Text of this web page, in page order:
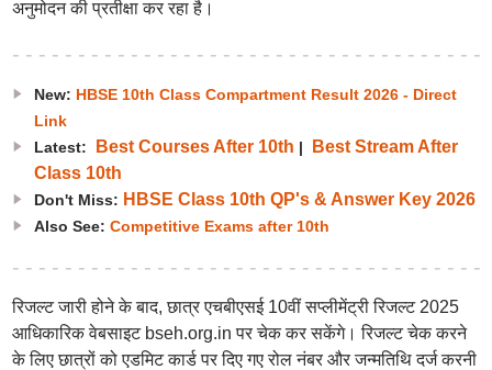
अनुमोदन की प्रतीक्षा कर रहा है।
New: HBSE 10th Class Compartment Result 2026 - Direct
Link
Latest:
Best Courses After 10th |
Best Stream After
Class 10th
Don't Miss: HBSE Class 10th QP's & Answer Key 2026
Also See: Competitive Exams after 10th
रिजल्ट जारी होने के बाद, छात्र एचबीएसई 10वीं सप्लीमेंट्री रिजल्ट 2025
आधिकारिक वेबसाइट bseh.org.in पर चेक कर सकेंगे। रिजल्ट चेक करने
के लिए छात्रों को एडमिट कार्ड पर दिए गए रोल नंबर और जन्मतिथि दर्ज करनी